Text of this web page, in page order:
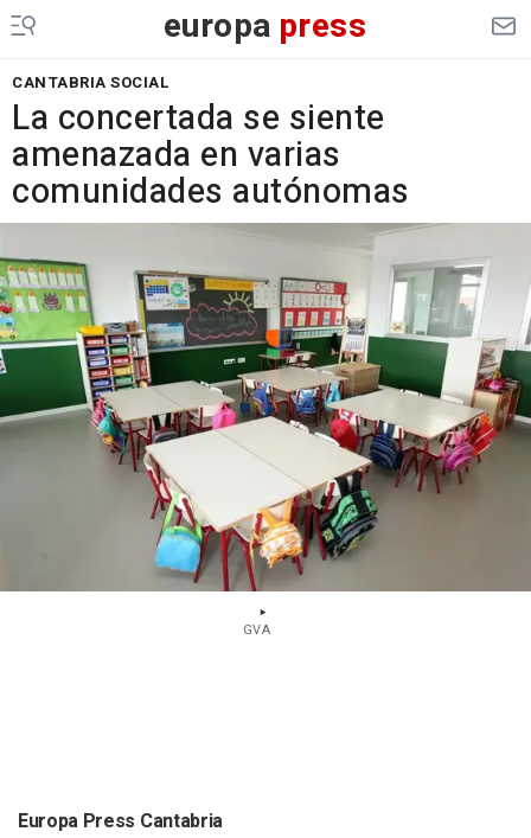
europa press
CANTABRIA SOCIAL
La concertada se siente
amenazada en varias
comunidades autónomas
GVA
Europa Press Cantabria